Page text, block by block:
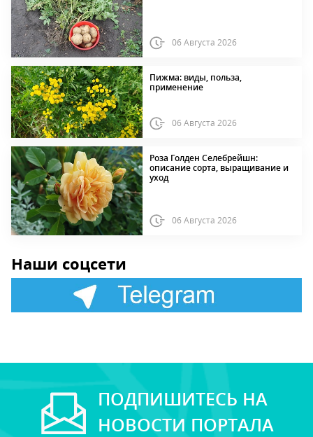
06 Августа 2026
Пижма: виды, польза,
применение
06 Августа 2026
Роза Голден Селебрейшн:
описание сорта, выращивание и
уход
06 Августа 2026
Наши соцсети
ПОДПИШИТЕСЬ НА
НОВОСТИ ПОРТАЛА